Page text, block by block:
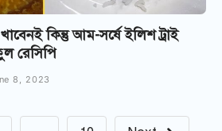
কিন্তু আম-সর্ষে ইলিশ ট্রাই
রেসিপি
8, 2023